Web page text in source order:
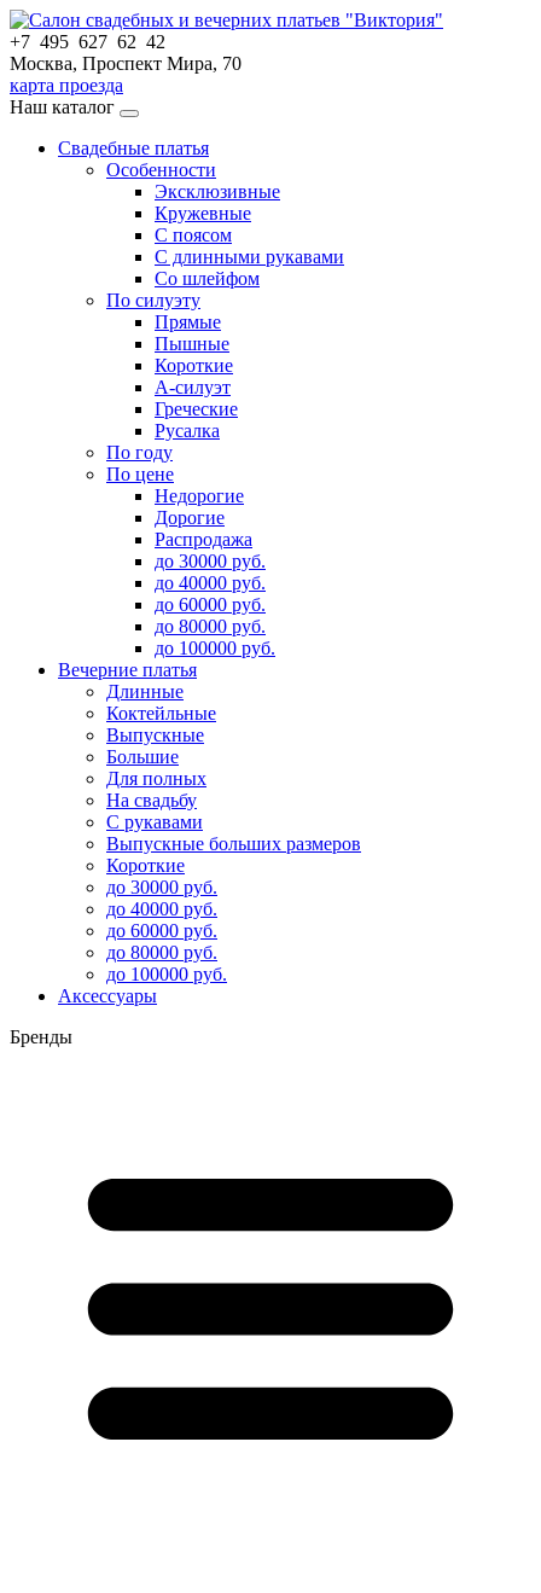
+7 495 627 62 42
Москва, Проспект Мира, 70
карта проезда
Наш каталог
Свадебные платья
Особенности
Эксклюзивные
Кружевные
С поясом
С длинными рукавами
Со шлейфом
По силуэту
Прямые
Пышные
Короткие
А-силуэт
Греческие
Русалка
По году
По цене
Недорогие
Дорогие
Распродажа
до 30000 руб.
до 40000 руб.
до 60000 руб.
до 80000 руб.
до 100000 руб.
Вечерние платья
Длинные
Коктейльные
Выпускные
Большие
Для полных
На свадьбу
С рукавами
Выпускные больших размеров
Короткие
до 30000 руб.
до 40000 руб.
до 60000 руб.
до 80000 руб.
до 100000 руб.
Аксессуары
Бренды